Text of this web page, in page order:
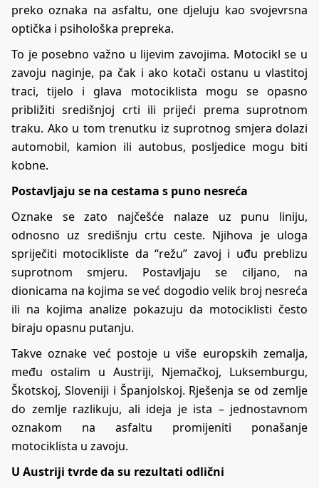
preko oznaka na asfaltu, one djeluju kao svojevrsna
optička i psihološka prepreka.
To je posebno važno u lijevim zavojima. Motocikl se u
zavoju naginje, pa čak i ako kotači ostanu u vlastitoj
traci, tijelo i glava motociklista mogu se opasno
približiti središnjoj crti ili prijeći prema suprotnom
traku. Ako u tom trenutku iz suprotnog smjera dolazi
automobil, kamion ili autobus, posljedice mogu biti
kobne.
Postavljaju se na cestama s puno nesreća
Oznake se zato najčešće nalaze uz punu liniju,
odnosno uz središnju crtu ceste. Njihova je uloga
spriječiti motocikliste da “režu” zavoj i uđu preblizu
suprotnom smjeru. Postavljaju se ciljano, na
dionicama na kojima se već dogodio velik broj nesreća
ili na kojima analize pokazuju da motociklisti često
biraju opasnu putanju.
Takve oznake već postoje u više europskih zemalja,
među ostalim u Austriji, Njemačkoj, Luksemburgu,
Škotskoj, Sloveniji i Španjolskoj. Rješenja se od zemlje
do zemlje razlikuju, ali ideja je ista – jednostavnom
oznakom na asfaltu promijeniti ponašanje
motociklista u zavoju.
U Austriji tvrde da su rezultati odlični